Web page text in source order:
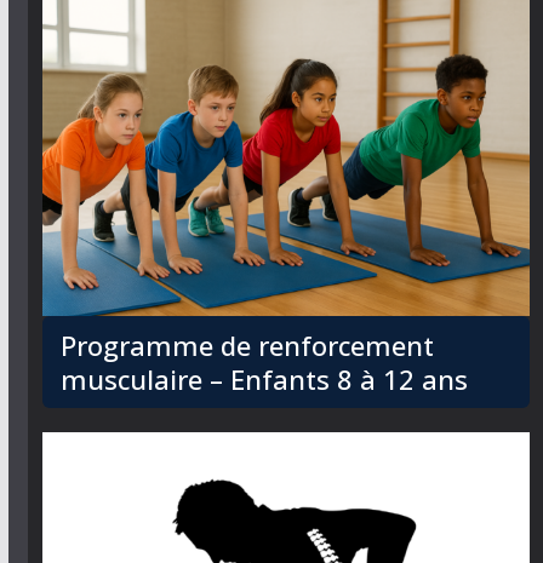
Programme de renforcement
musculaire – Enfants 8 à 12 ans